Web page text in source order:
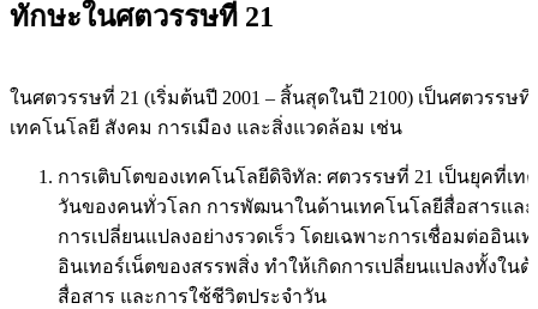
ทักษะในศตวรรษที่ 21
ในศตวรรษที่ 21 (เริ่มต้นปี 2001 – สิ้นสุดในปี 2100) เป็นศตวรรษ
เทคโนโลยี สังคม การเมือง และสิ่งแวดล้อม เช่น
การเติบโตของเทคโนโลยีดิจิทัล: ศตวรรษที่ 21 เป็นยุคที่เ
วันของคนทั่วโลก การพัฒนาในด้านเทคโนโลยีสื่อสารแล
การเปลี่ยนแปลงอย่างรวดเร็ว โดยเฉพาะการเชื่อมต่ออินเ
อินเทอร์เน็ตของสรรพสิ่ง ทำให้เกิดการเปลี่ยนแปลงทั้งใน
สื่อสาร และการใช้ชีวิตประจำวัน